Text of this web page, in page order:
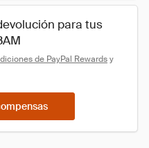
para tus
de PayPal Rewards y